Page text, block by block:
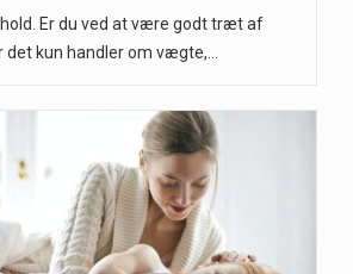
Er du ved at være godt træt af
det kun handler om vægte,…